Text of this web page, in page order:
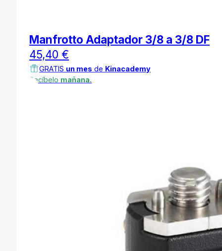
Manfrotto Adaptador 3/8 a 3/8 DF
45,40 €
GRATIS un mes de Kinacademy
Recíbelo mañana.